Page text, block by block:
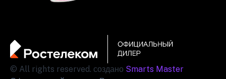
© All rights reserved. создано Smarts Master